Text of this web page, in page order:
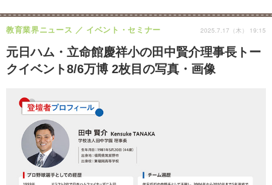
元日ハム・立命館慶祥小の田中賢介理事長トー
クイベント8/6万博 2枚目の写真・画像
教育業界ニュース イベント・セミナー 2025.7.17（木） 19:15